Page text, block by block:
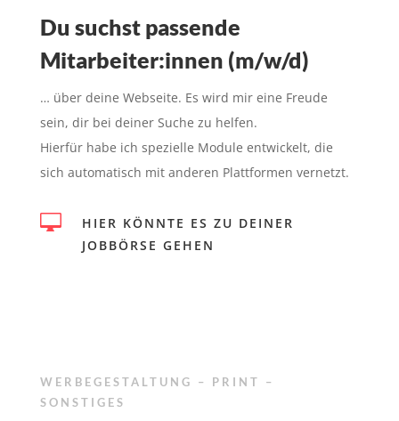
Du suchst passende
Mitarbeiter:innen (m/w/d)
… über deine Webseite. Es wird mir eine Freude
sein, dir bei deiner Suche zu helfen.
Hierfür habe ich spezielle Module entwickelt, die
sich automatisch mit anderen Plattformen vernetzt.

HIER KÖNNTE ES ZU DEINER
JOBBÖRSE GEHEN
WERBEGESTALTUNG – PRINT –
SONSTIGES